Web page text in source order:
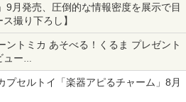
9月発売、圧倒的な情報密度を展示で目
撮り下ろし】
ントミカ あそべる！くるま プレゼント
ュー
司ならではの体験とコラボの楽しさを
プセルトイ「楽器アピるチャーム」8月